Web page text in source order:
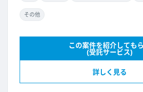
その他
詳しく見る
この案件を紹介しても
(受託サービス)